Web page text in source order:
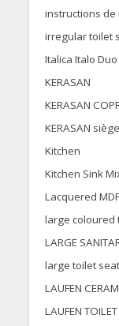
instructions
irregular toilet
Italica Italo
KERASAN
KERASAN
KERASAN
Kitchen
Kitchen Sink
Lacquered MDF
large coloured
LARGE
large toilet seat
LAUFEN
LAUFEN